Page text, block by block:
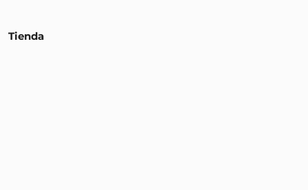
Tienda